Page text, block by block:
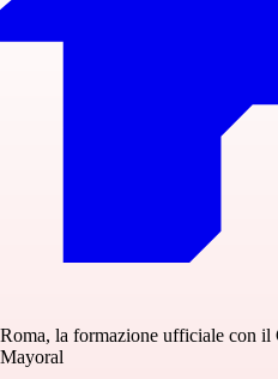
Roma, la formazione ufficiale con
Mayoral